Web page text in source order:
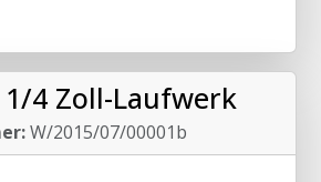
1/4 Zoll-Laufwerk
W/2015/07/00001b